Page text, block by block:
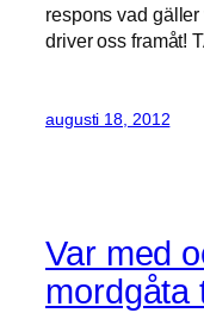
respons vad
driver oss framåt!
augusti 18, 2012
Var med
mordgåta